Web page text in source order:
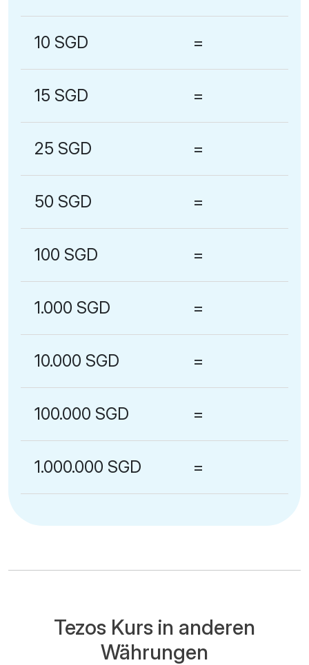
10 SGD =
15 SGD =
25 SGD =
50 SGD =
100 SGD =
1.000 SGD =
10.000 SGD =
100.000 SGD =
1.000.000 SGD =
Tezos Kurs in anderen
Währungen